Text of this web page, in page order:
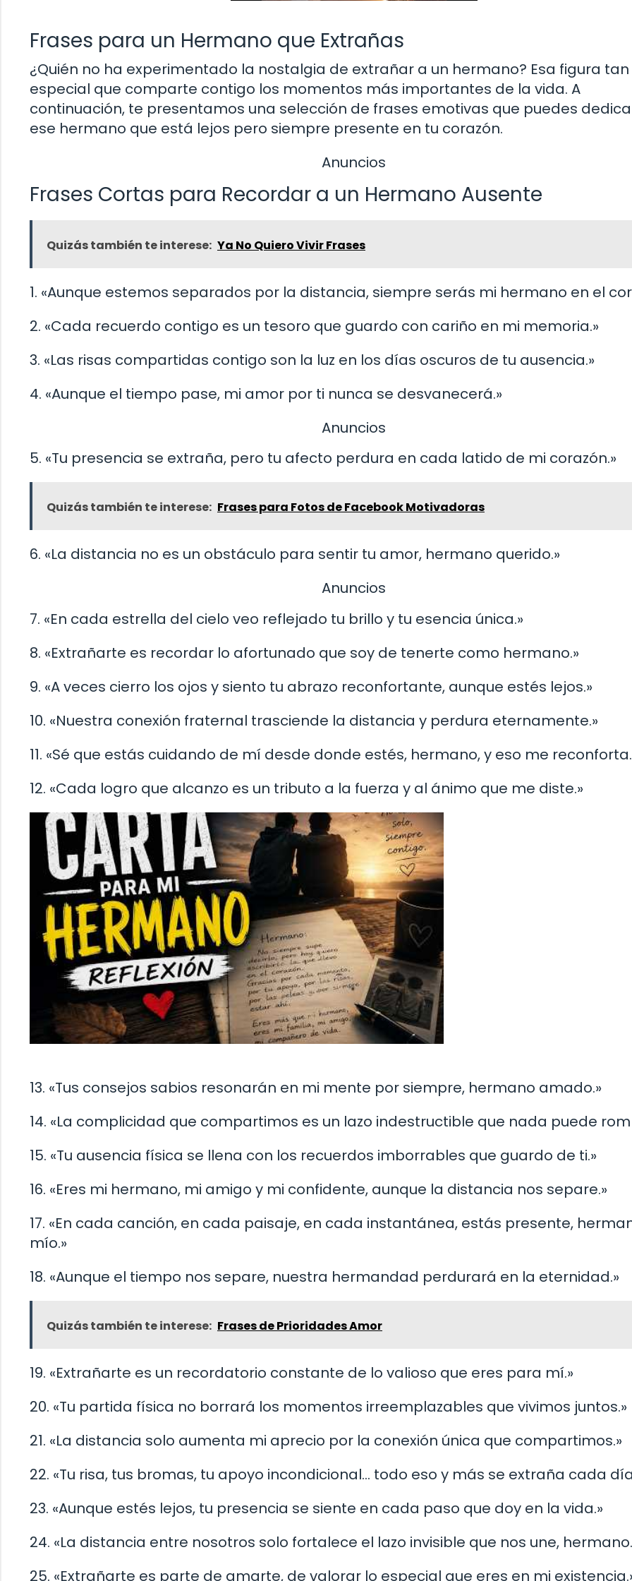
Frases para un Hermano que Extrañas
¿Quién no ha experimentado la nostalgia de extrañar a un hermano? Esa figura tan
especial que comparte contigo los momentos más importantes de la vida. A
continuación, te presentamos una selección de frases emotivas que puedes
ese hermano que está lejos pero siempre presente en tu corazón.
Anuncios
Frases Cortas para Recordar a un Hermano Ausente
Quizás también te interese: Ya No Quiero Vivir Frases
1. «Aunque estemos separados por la distancia, siempre serás mi hermano en el
2. «Cada recuerdo contigo es un tesoro que guardo con cariño en mi memoria.»
3. «Las risas compartidas contigo son la luz en los días oscuros de tu ausencia.»
4. «Aunque el tiempo pase, mi amor por ti nunca se desvanecerá.»
Anuncios
5. «Tu presencia se extraña, pero tu afecto perdura en cada latido de mi corazón.»
Quizás también te interese: Frases para Fotos de Facebook Motivadoras
6. «La distancia no es un obstáculo para sentir tu amor, hermano querido.»
Anuncios
7. «En cada estrella del cielo veo reflejado tu brillo y tu esencia única.»
8. «Extrañarte es recordar lo afortunado que soy de tenerte como hermano.»
9. «A veces cierro los ojos y siento tu abrazo reconfortante, aunque estés lejos.»
10. «Nuestra conexión fraternal trasciende la distancia y perdura eternamente.»
11. «Sé que estás cuidando de mí desde donde estés, hermano, y eso me
12. «Cada logro que alcanzo es un tributo a la fuerza y al ánimo que me diste.»
13. «Tus consejos sabios resonarán en mi mente por siempre, hermano amado.»
14. «La complicidad que compartimos es un lazo indestructible que nada puede
15. «Tu ausencia física se llena con los recuerdos imborrables que guardo de ti.»
16. «Eres mi hermano, mi amigo y mi confidente, aunque la distancia nos separe.»
17. «En cada canción, en cada paisaje, en cada instantánea, estás presente,
mío.»
18. «Aunque el tiempo nos separe, nuestra hermandad perdurará en la eternidad.»
Quizás también te interese: Frases de Prioridades Amor
19. «Extrañarte es un recordatorio constante de lo valioso que eres para mí.»
20. «Tu partida física no borrará los momentos irreemplazables que vivimos juntos.»
21. «La distancia solo aumenta mi aprecio por la conexión única que compartimos.»
22. «Tu risa, tus bromas, tu apoyo incondicional… todo eso y más se extraña cada
23. «Aunque estés lejos, tu presencia se siente en cada paso que doy en la vida.»
24. «La distancia entre nosotros solo fortalece el lazo invisible que nos une,
25. «Extrañarte es parte de amarte, de valorar lo especial que eres en mi